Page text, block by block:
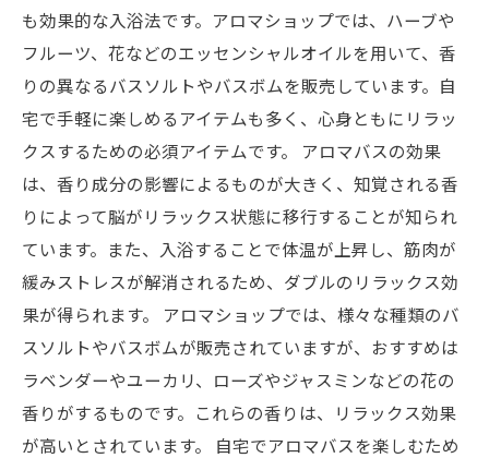
も効果的な入浴法です。アロマショップでは、ハーブや
フルーツ、花などのエッセンシャルオイルを用いて、香
りの異なるバスソルトやバスボムを販売しています。自
宅で手軽に楽しめるアイテムも多く、心身ともにリラッ
クスするための必須アイテムです。 アロマバスの効果
は、香り成分の影響によるものが大きく、知覚される香
りによって脳がリラックス状態に移行することが知られ
ています。また、入浴することで体温が上昇し、筋肉が
緩みストレスが解消されるため、ダブルのリラックス効
果が得られます。 アロマショップでは、様々な種類のバ
スソルトやバスボムが販売されていますが、おすすめは
ラベンダーやユーカリ、ローズやジャスミンなどの花の
香りがするものです。これらの香りは、リラックス効果
が高いとされています。 自宅でアロマバスを楽しむため